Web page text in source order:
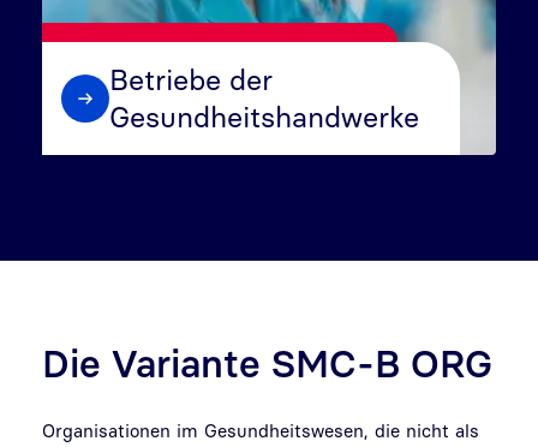
Betriebe der
Gesundheitshandwerke
Die Variante SMC-B ORG
Organisationen im Gesundheitswesen, die nicht als